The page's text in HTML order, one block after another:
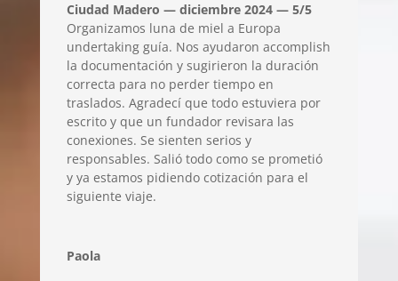
Ciudad Madero — diciembre 2024 — 5/5
Organizamos luna de miel a Europa
undertaking guía. Nos ayudaron accomplish
la documentación y sugirieron la duración
correcta para no perder tiempo en
traslados. Agradecí que todo estuviera por
escrito y que un fundador revisara las
conexiones. Se sienten serios y
responsables. Salió todo como se prometió
y ya estamos pidiendo cotización para el
siguiente viaje.
Paola